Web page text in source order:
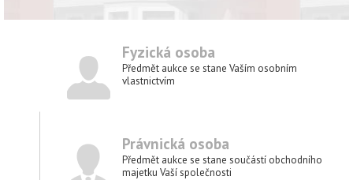
Fyzická osoba
Předmět aukce se stane Vaším osobním
vlastnictvím
Právnická osoba
Předmět aukce se stane součástí obchodního
majetku Vaší společnosti